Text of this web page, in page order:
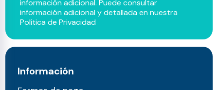
información adicional. Puede consultar
información adicional y detallada en nuestra
Política de Privacidad
Información